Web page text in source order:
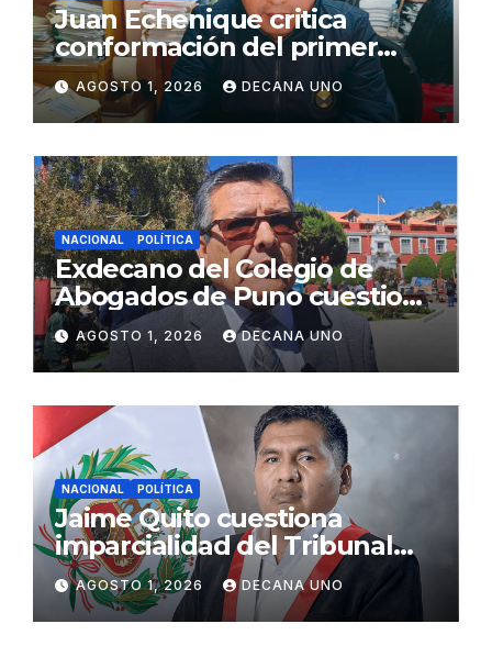
Juan Echenique critica
conformación del primer
gabinete ministerial de Keiko
Fujimori
AGOSTO 1, 2026 DECANA UNO
NACIONAL POLÍTICA
Exdecano del Colegio de
Abogados de Puno cuestiona
propuestas sobre seguridad
ciudadana
AGOSTO 1, 2026 DECANA UNO
NACIONAL POLÍTICA
Jaime Quito cuestiona
imparcialidad del Tribunal
Constitucional tras liberación
de Ollanta Humala
AGOSTO 1, 2026 DECANA UNO